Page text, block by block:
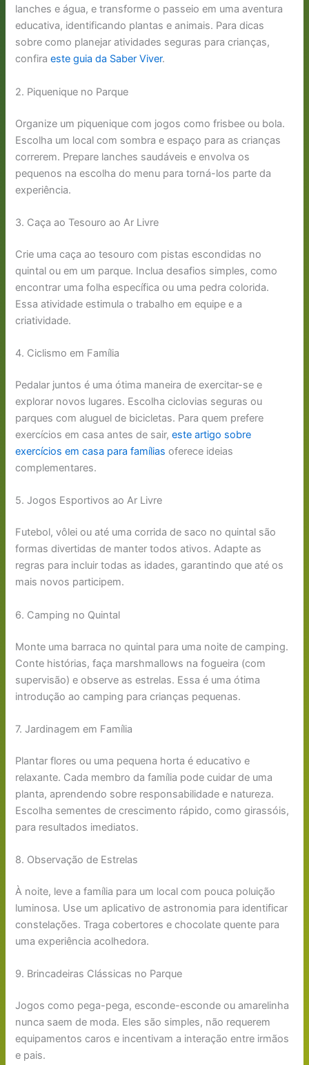
lanches e água, e transforme o passeio em uma aventura
educativa, identificando plantas e animais. Para dicas
sobre como planejar atividades seguras para crianças,
confiraeste guia da Saber Viver.
2. Piquenique no Parque
Organize um piquenique com jogos como frisbee ou bola.
Escolha um local com sombra e espaço para as crianças
correrem. Prepare lanches saudáveis e envolva os
pequenos na escolha do menu para torná-los parte da
experiência.
3. Caça ao Tesouro ao Ar Livre
Crie uma caça ao tesouro com pistas escondidas no
quintal ou em um parque. Inclua desafios simples, como
encontrar uma folha específica ou uma pedra colorida.
Essa atividade estimula o trabalho em equipe e a
criatividade.
4. Ciclismo em Família
Pedalar juntos é uma ótima maneira de exercitar-se e
explorar novos lugares. Escolha ciclovias seguras ou
parques com aluguel de bicicletas. Para quem prefere
exercícios em casa antes de sair,este artigo sobre
exercícios em casa para famílias oferece ideias
complementares.
5. Jogos Esportivos ao Ar Livre
Futebol, vôlei ou até uma corrida de saco no quintal são
formas divertidas de manter todos ativos. Adapte as
regras para incluir todas as idades, garantindo que até os
mais novos participem.
6. Camping no Quintal
Monte uma barraca no quintal para uma noite de camping.
Conte histórias, faça marshmallows na fogueira (com
supervisão) e observe as estrelas. Essa é uma ótima
introdução ao camping para crianças pequenas.
7. Jardinagem em Família
Plantar flores ou uma pequena horta é educativo e
relaxante. Cada membro da família pode cuidar de uma
planta, aprendendo sobre responsabilidade e natureza.
Escolha sementes de crescimento rápido, como girassóis,
para resultados imediatos.
8. Observação de Estrelas
À noite, leve a família para um local com pouca poluição
luminosa. Use um aplicativo de astronomia para identificar
constelações. Traga cobertores e chocolate quente para
uma experiência acolhedora.
9. Brincadeiras Clássicas no Parque
Jogos como pega-pega, esconde-esconde ou amarelinha
nunca saem de moda. Eles são simples, não requerem
equipamentos caros e incentivam a interação entre irmãos
e pais.